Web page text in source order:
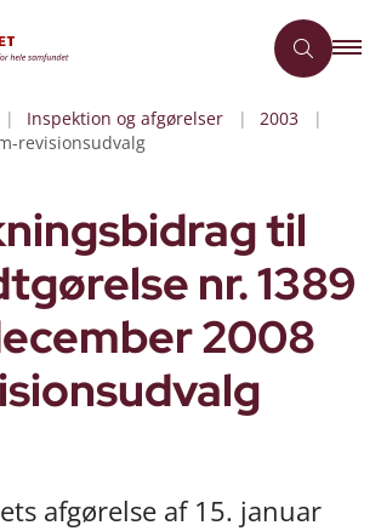
Inspektion og afgørelser
2003
revisionsudvalg
til
nr. 1389
2008
afgørelse af 15. januar